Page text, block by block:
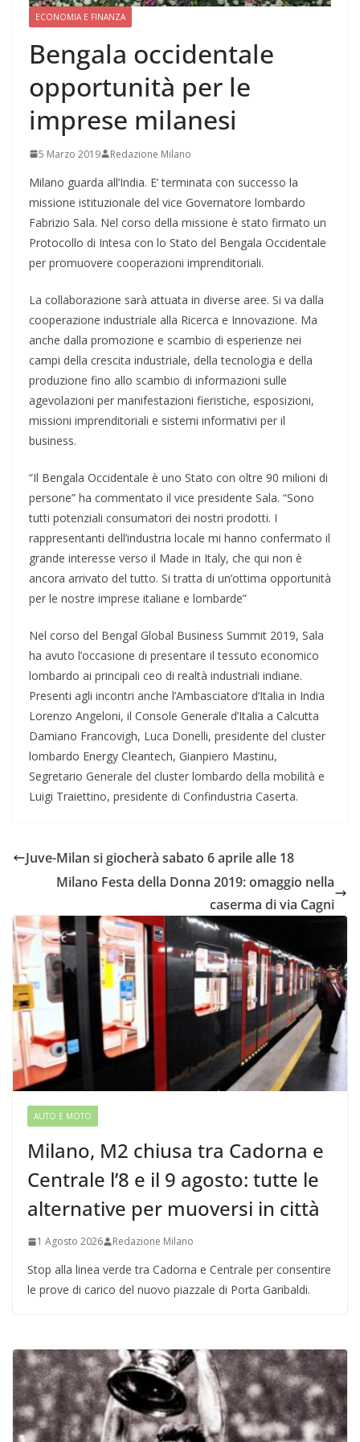
ECONOMIA E FINANZA
Bengala occidentale
opportunità per le
imprese milanesi
5 Marzo 2019 Redazione Milano
Milano guarda all’India. E’ terminata con successo la
missione istituzionale del vice Governatore lombardo
Fabrizio Sala. Nel corso della missione è stato firmato un
Protocollo di Intesa con lo Stato del Bengala Occidentale
per promuovere cooperazioni imprenditoriali.
La collaborazione sarà attuata in diverse aree. Si va dalla
cooperazione industriale alla Ricerca e Innovazione. Ma
anche dalla promozione e scambio di esperienze nei
campi della crescita industriale, della tecnologia e della
produzione fino allo scambio di informazioni sulle
agevolazioni per manifestazioni fieristiche, esposizioni,
missioni imprenditoriali e sistemi informativi per il
business.
“Il Bengala Occidentale è uno Stato con oltre 90 milioni di
persone” ha commentato il vice presidente Sala. “Sono
tutti potenziali consumatori dei nostri prodotti. I
rappresentanti dell’industria locale mi hanno confermato il
grande interesse verso il Made in Italy, che qui non è
ancora arrivato del tutto. Si tratta di un’ottima opportunità
per le nostre imprese italiane e lombarde”
Nel corso del Bengal Global Business Summit 2019, Sala
ha avuto l’occasione di presentare il tessuto economico
lombardo ai principali ceo di realtà industriali indiane.
Presenti agli incontri anche l’Ambasciatore d’Italia in India
Lorenzo Angeloni, il Console Generale d’Italia a Calcutta
Damiano Francovigh, Luca Donelli, presidente del cluster
lombardo Energy Cleantech, Gianpiero Mastinu,
Segretario Generale del cluster lombardo della mobilità e
Luigi Traiettino, presidente di Confindustria Caserta.
Juve-Milan si giocherà sabato 6 aprile alle 18
Milano Festa della Donna 2019: omaggio nella
caserma di via Cagni
AUTO E MOTO
Milano, M2 chiusa tra Cadorna e
Centrale l’8 e il 9 agosto: tutte le
alternative per muoversi in città
1 Agosto 2026 Redazione Milano
Stop alla linea verde tra Cadorna e Centrale per consentire
le prove di carico del nuovo piazzale di Porta Garibaldi.